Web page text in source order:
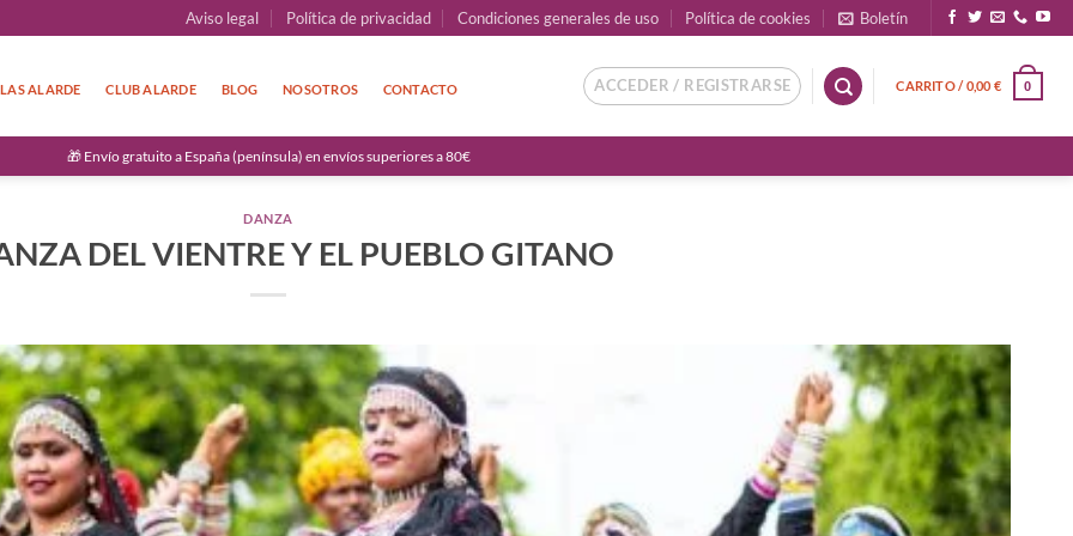
Aviso legal Política de privacidad Condiciones generales de uso Política de cookies Boletín
ALARDE CLUB ALARDE BLOG NOSOTROS CONTACTO ACCEDER / REGISTRARSE CARRITO /0,00 € 0
🎁 Envío gratuito a España (península) en envíos superiores a 80€
DANZA
DEL VIENTRE Y EL PUEBLO GITANO